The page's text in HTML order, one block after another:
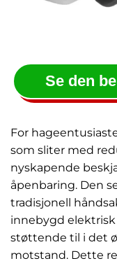
Se den
For
som sliter med
nyskapende
åpenbaring. Den
tradisjonell
innebygd
støttende til i det
motstand. Dette